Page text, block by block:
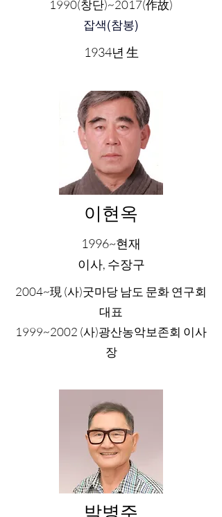
1990(창단)~2017(作故)
잡색(참봉)
1934년 生
이현옥
1996~현재
​​이사, 수장구
2004~現 (사)굿마당 남도 문화 연구회
대표
1999~2002 (사)광산농악보존회 이사
장
박병주